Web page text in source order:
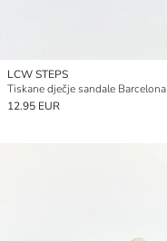
LCW STEPS
Tiskane dječje sandale Barcelona
12.95 EUR